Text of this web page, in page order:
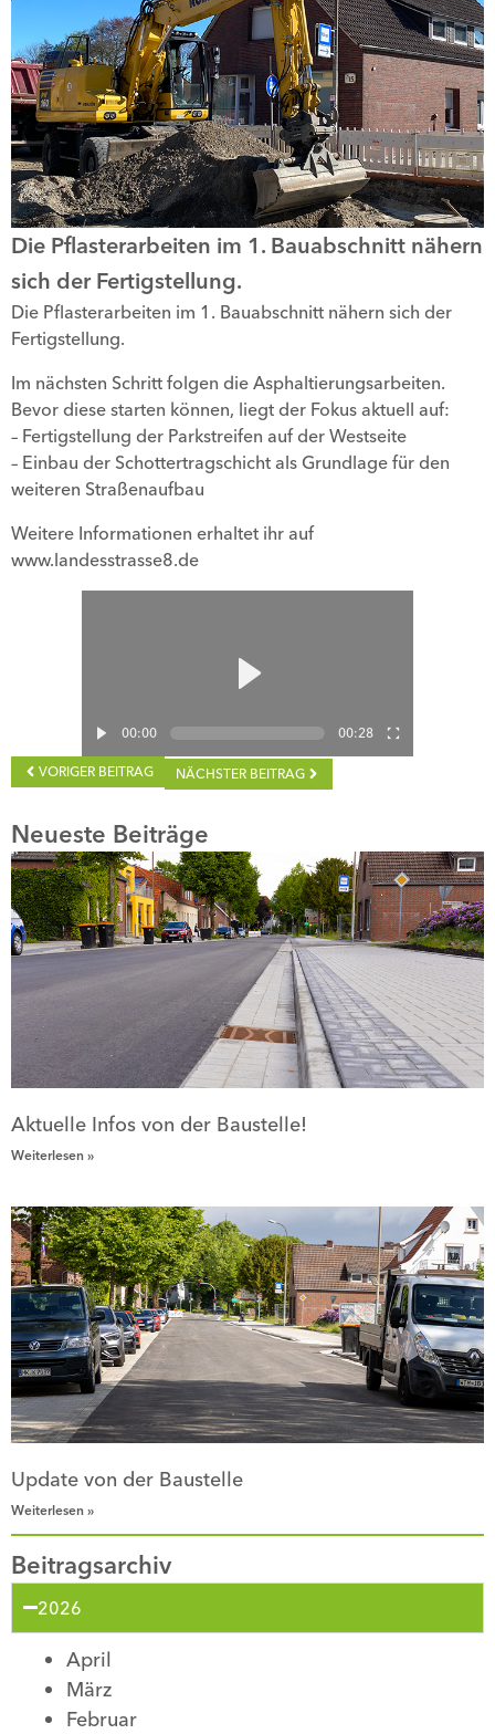
Bauabschnitte und
Hinweise zur
Erreichbarkeit.
Die Pflasterarbeiten im 1. Bauabschnitt nähern
sich der Fertigstellung.
Die Pflasterarbeiten im 1. Bauabschnitt nähern sich der
Fertigstellung.
Im nächsten Schritt folgen die Asphaltierungsarbeiten.
Bevor diese starten können, liegt der Fokus aktuell auf:
– Fertigstellung der Parkstreifen auf der Westseite
– Einbau der Schottertragschicht als Grundlage für den
weiteren Straßenaufbau
Weitere Informationen erhaltet ihr auf
www.landesstrasse8.de
00:00 00:28
VORIGER BEITRAG NÄCHSTER BEITRAG
Neueste Beiträge
Aktuelle Infos von der Baustelle!
Weiterlesen »
Update von der Baustelle
Weiterlesen »
Beitragsarchiv
2026
April
März
Februar